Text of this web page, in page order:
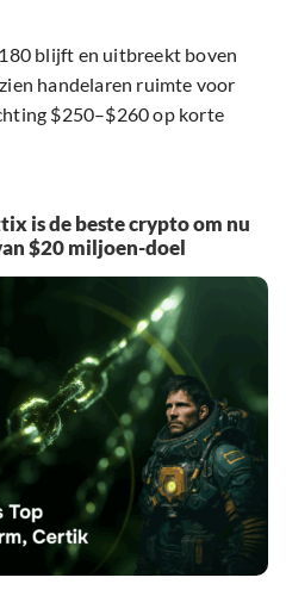
blijft en uitbreekt boven
handelaren ruimte voor
$250–$260 op korte
is de beste crypto om nu
$20 miljoen-doel